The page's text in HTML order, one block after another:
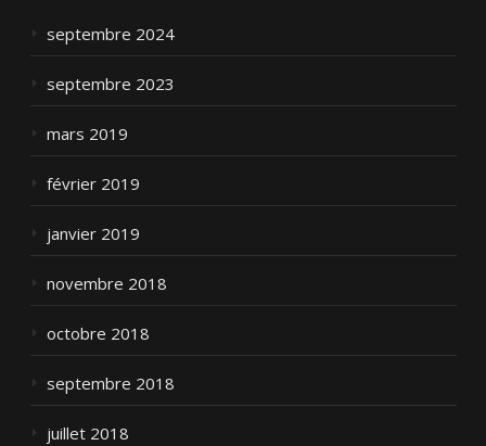
septembre 2024
septembre 2023
mars 2019
février 2019
janvier 2019
novembre 2018
octobre 2018
septembre 2018
juillet 2018